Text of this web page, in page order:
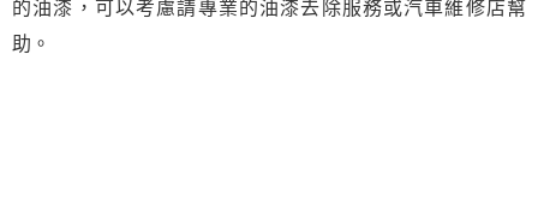
的油漆，可以考慮請專業的油漆去除服務或汽車維修店幫
助。